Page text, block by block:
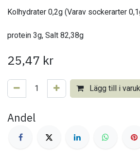
Kolhydrater 0,2g (Varav sockerarter
protein 3g, Salt 82,38g
25,47 kr
Lägg till i
Andel